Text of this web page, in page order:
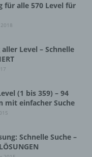
für alle 570 Level für
Level – Schnelle
(1 bis 359) – 94
mit einfacher Suche
Schnelle Suche –
die Zwecke
von
entscheidet.
dieser
oder
vorgegeben,
bestimmten
nach dem
der
werden.